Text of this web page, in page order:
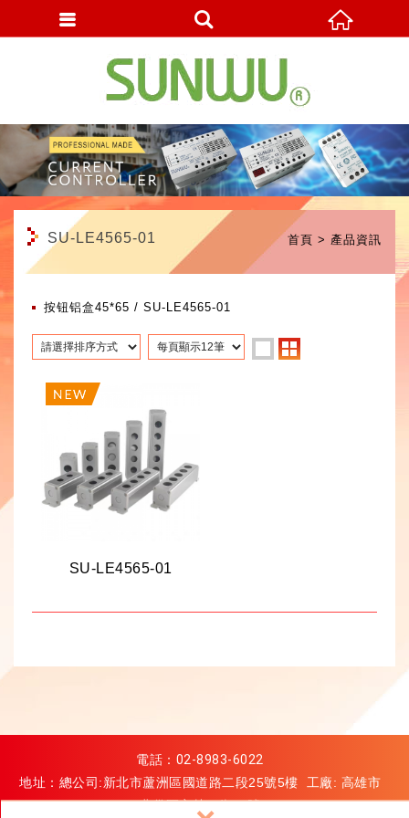
首頁 產品資訊
SU-LE4565-01
按钮铝盒45*65 SU-LE4565-01
SU-LE4565-01
電話： 02-8983-6022
地址：總公司:新北市蘆洲區國道路二段25號5樓 工廠: 高雄市
燕巢區安林二街68號